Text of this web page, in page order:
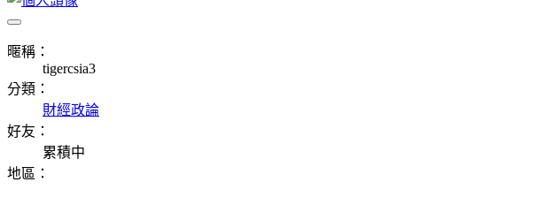
暱稱：
tigercsia3
分類：
財經政論
好友：
累積中
地區：